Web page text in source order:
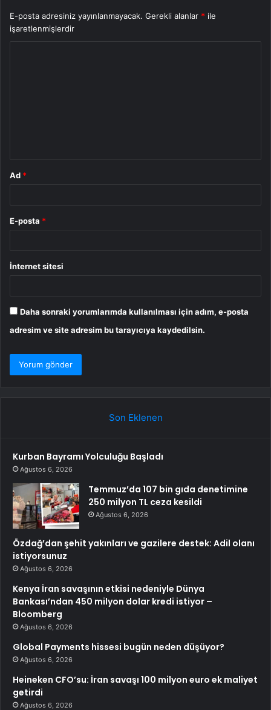
E-posta adresiniz yayınlanmayacak. Gerekli alanlar * ile
işaretlenmişlerdir
Ad *
E-posta *
İnternet sitesi
Daha sonraki yorumlarımda kullanılması için adım, e-posta
adresim ve site adresim bu tarayıcıya kaydedilsin.
Son Eklenen
Kurban Bayramı Yolculuğu Başladı
Ağustos 6, 2026
Temmuz’da 107 bin gıda denetimine
250 milyon TL ceza kesildi
Ağustos 6, 2026
Özdağ’dan şehit yakınları ve gazilere destek: Adil olanı
istiyorsunuz
Ağustos 6, 2026
Kenya İran savaşının etkisi nedeniyle Dünya
Bankası’ndan 450 milyon dolar kredi istiyor –
Bloomberg
Ağustos 6, 2026
Global Payments hissesi bugün neden düşüyor?
Ağustos 6, 2026
Heineken CFO’su: İran savaşı 100 milyon euro ek maliyet
getirdi
Ağustos 6, 2026